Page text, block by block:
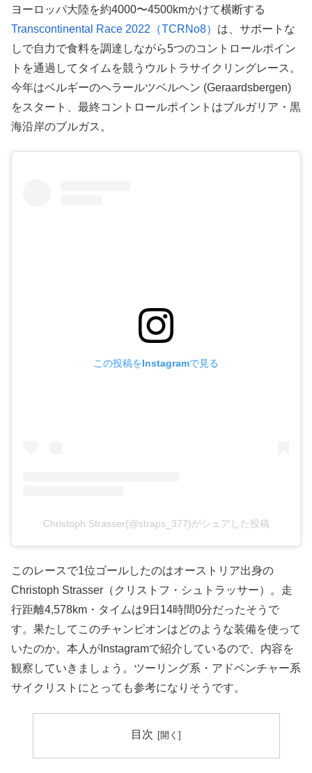
ヨーロッパ大陸を約4000〜4500kmかけて横断する
Transcontinental Race 2022（TCRNo8） は、サポートな
しで自力で食料を調達しながら5つのコントロールポイン
トを通過してタイムを競うウルトラサイクリングレース。
今年はベルギーのヘラールツベルヘン (Geraardsbergen)
をスタート、最終コントロールポイントはブルガリア・黒
海沿岸のブルガス。
この投稿をInstagramで見る
Christoph Strasser(@straps_377)がシェアした投稿
このレースで1位ゴールしたのはオーストリア出身の
Christoph Strasser（クリストフ・シュトラッサー）。走
行距離4,578km・タイムは9日14時間0分だったそうで
す。果たしてこのチャンピオンはどのような装備を使って
いたのか。本人がInstagramで紹介しているので、内容を
観察していきましょう。ツーリング系・アドベンチャー系
サイクリストにとっても参考になりそうです。
目次